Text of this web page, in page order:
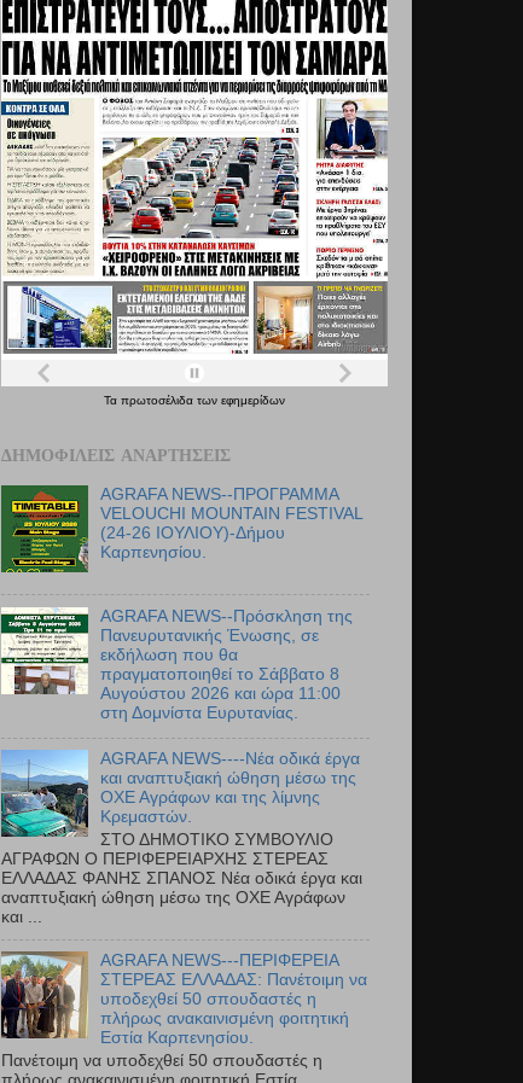
Τα πρωτοσέλιδα των εφημερίδων
ΔΗΜΟΦΙΛΕΊΣ ΑΝΑΡΤΉΣΕΙΣ
AGRAFA NEWS--ΠΡΟΓΡΑΜΜΑ
VELOUCHI MOUNTAIN FESTIVAL
(24-26 ΙΟΥΛΙΟΥ)-Δήμου
Καρπενησίου.
AGRAFA NEWS--Πρόσκληση της
Πανευρυτανικής Ένωσης, σε
εκδήλωση που θα
πραγματοποιηθεί το Σάββατο 8
Αυγούστου 2026 και ώρα 11:00
στη Δομνίστα Ευρυτανίας.
AGRAFA NEWS----Νέα οδικά έργα
και αναπτυξιακή ώθηση μέσω της
ΟΧΕ Αγράφων και της λίμνης
Κρεμαστών.
ΣΤΟ ΔΗΜΟΤΙΚΟ ΣΥΜΒΟΥΛΙΟ
ΑΓΡΑΦΩΝ Ο ΠΕΡΙΦΕΡΕΙΑΡΧΗΣ ΣΤΕΡΕΑΣ
ΕΛΛΑΔΑΣ ΦΑΝΗΣ ΣΠΑΝΟΣ Νέα οδικά έργα και
αναπτυξιακή ώθηση μέσω της ΟΧΕ Αγράφων
και ...
AGRAFA NEWS---ΠΕΡΙΦΕΡΕΙΑ
ΣΤΕΡΕΑΣ ΕΛΛΑΔΑΣ: Πανέτοιμη να
υποδεχθεί 50 σπουδαστές η
πλήρως ανακαινισμένη φοιτητική
Εστία Καρπενησίου.
Πανέτοιμη να υποδεχθεί 50 σπουδαστές η